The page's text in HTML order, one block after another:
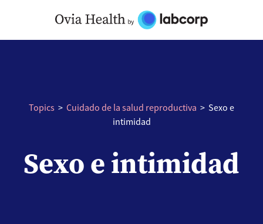
content
Topics > Cuidado de la salud reproductiva > Sexo e
intimidad
Sexo e intimidad